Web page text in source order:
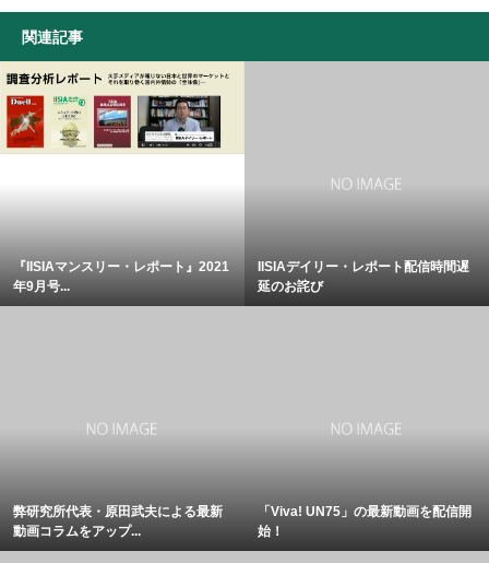
関連記事
『IISIAマンスリー・レポート』2021
年9月号...
IISIAデイリー・レポート配信時間遅
延のお詫び
弊研究所代表・原田武夫による最新
動画コラムをアップ...
「Viva! UN75」の最新動画を配信開
始！